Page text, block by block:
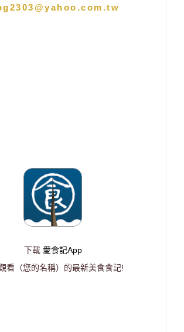
下載 愛食記App
看（您的名稱）的最新美食食記!